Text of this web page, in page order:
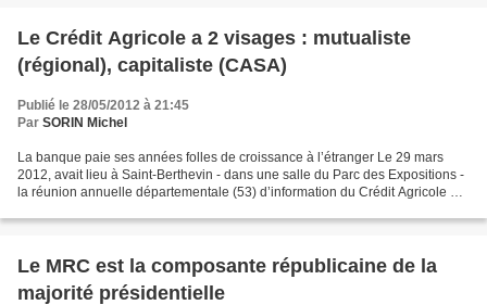
Le Crédit Agricole a 2 visages : mutualiste
(régional), capitaliste (CASA)
Publié le 28/05/2012 à 21:45
Par SORIN Michel
La banque paie ses années folles de croissance à l’étranger Le 29 mars
2012, avait lieu à Saint-Berthevin - dans une salle du Parc des Expositions -
la réunion annuelle départementale (53) d’information du Crédit Agricole de
Le MRC est la composante républicaine de la
majorité présidentielle